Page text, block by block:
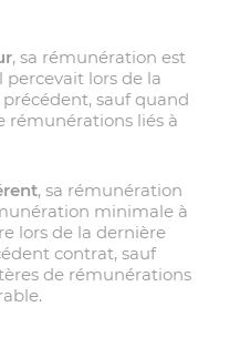
, sa rémunération est
percevait lors de la
sauf quand
rémunérations liés à
, sa rémunération
minimale à
lors de la dernière
contrat, sauf
de rémunérations